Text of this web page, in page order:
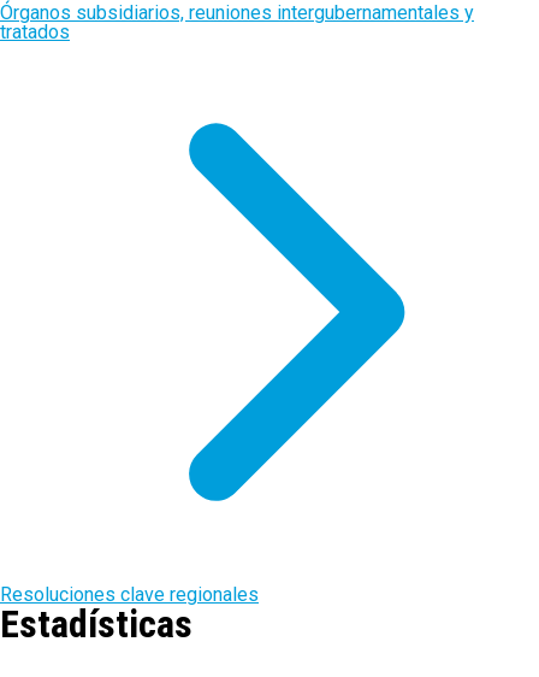
Órganos subsidiarios, reuniones intergubernamentales y
tratados
Resoluciones clave regionales
Estadísticas